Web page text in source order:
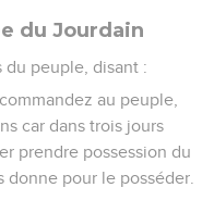
du Jourdain
du peuple, disant :
au peuple,
car dans trois jours
prendre possession du
donne pour le posséder.